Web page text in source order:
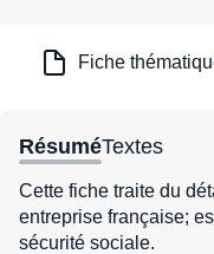
Fiche
RésuméTextes
Cette fiche traite du
entreprise française;
sécurité sociale.